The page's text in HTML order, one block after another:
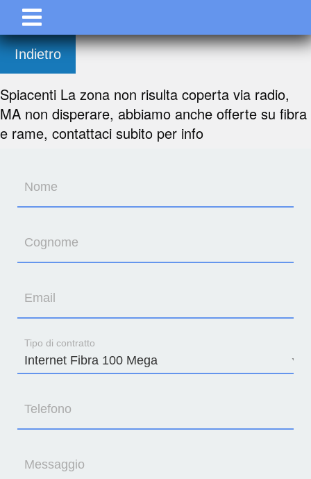
Indietro
Spiacenti La zona non risulta coperta via radio,
MA non disperare, abbiamo anche offerte su fibra
e rame, contattaci subito per info
Nome
Cognome
Email
Tipo di contratto
Telefono
Messaggio